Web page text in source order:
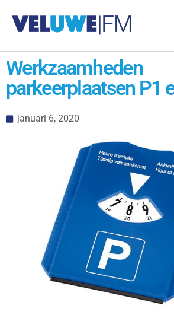
Werkzaamheden
parkeerplaatsen P1
januari 6, 2020